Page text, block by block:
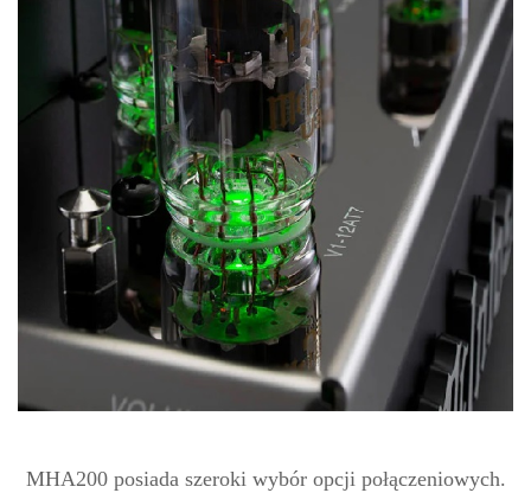
MHA200 posiada szeroki wybór opcji połączeniowych.